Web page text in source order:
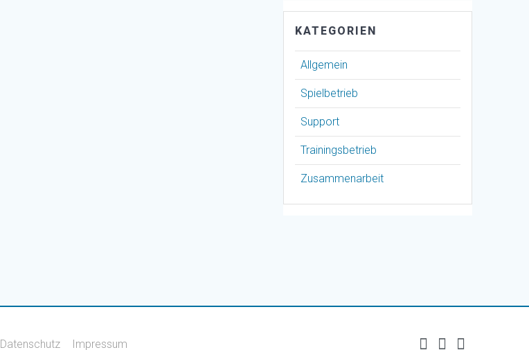
KATEGORIEN
Allgemein
Spielbetrieb
Support
Trainingsbetrieb
Zusammenarbeit
Datenschutz Impressum